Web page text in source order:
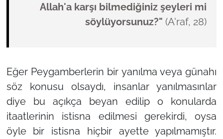
Allah'a karşı bilmediğiniz şeyleri mi
söylüyorsunuz?" (A'raf, 28)
Eğer Peygamberlerin bir yanılma veya günahı
söz konusu olsaydı, insanlar yanılmasınlar
diye bu açıkça beyan edilip o konularda
itaatlerinin istisna edilmesi gerekirdi, oysa
öyle bir istisna hiçbir ayette yapılmamıştır.